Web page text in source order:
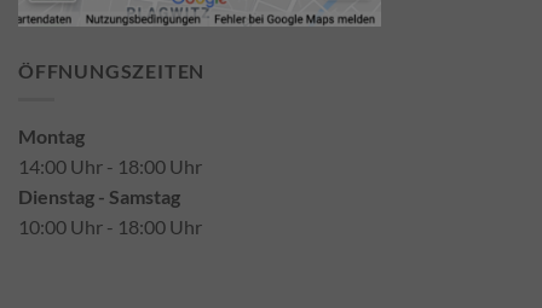
ÖFFNUNGSZEITEN
Montag
14:00 Uhr - 18:00 Uhr
Dienstag - Samstag
10:00 Uhr - 18:00 Uhr